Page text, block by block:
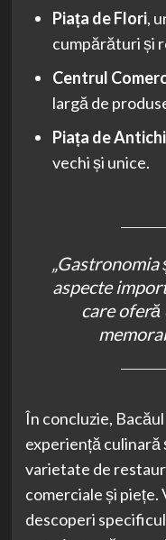
Piața de Flori,
cumpărături și
Centrul
largă de
Piața de
vechi și unice.
aspecte
care oferă
În concluzie,
experiență culinară
varietate de
comerciale și piețe.
descoperi